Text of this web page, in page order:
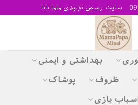
سایت رسمی تولیدی ماما پاپا
بهداشتی و ایمنی
ظروف پوشاک
بازی